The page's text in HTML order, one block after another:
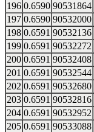
196 0.6590 90531864
197 0.6590 90532000
198 0.6591 90532136
199 0.6591 90532272
200 0.6591 90532408
201 0.6591 90532544
202 0.6591 90532680
203 0.6591 90532816
204 0.6591 90532952
205 0.6591 90533088